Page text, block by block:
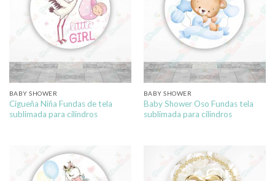
BABY SHOWER
Cigueña Niña Fundas de tela
sublimada para cilindros
BABY SHOWER
Baby Shower Oso Fundas tela
sublimada para cilindros